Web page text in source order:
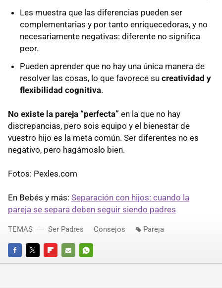
Les muestra que las diferencias pueden ser
complementarias y por tanto enriquecedoras, y no
necesariamente negativas: diferente no significa
peor.
Pueden aprender que no hay una única manera de
resolver las cosas, lo que favorece su creatividad y
flexibilidad cognitiva.
No existe la pareja “perfecta” en la que no hay
discrepancias, pero sois equipo y el bienestar de
vuestro hijo es la meta común. Ser diferentes no es
negativo, pero hagámoslo bien.
Fotos: Pexles.com
En Bebés y más: Separación con hijos: cuando la
pareja se separa deben seguir siendo padres
FACEBOOKTWITTERFLIPBOARD
E-
WHATSAPP
TEMAS Ser Padres Consejos Pareja